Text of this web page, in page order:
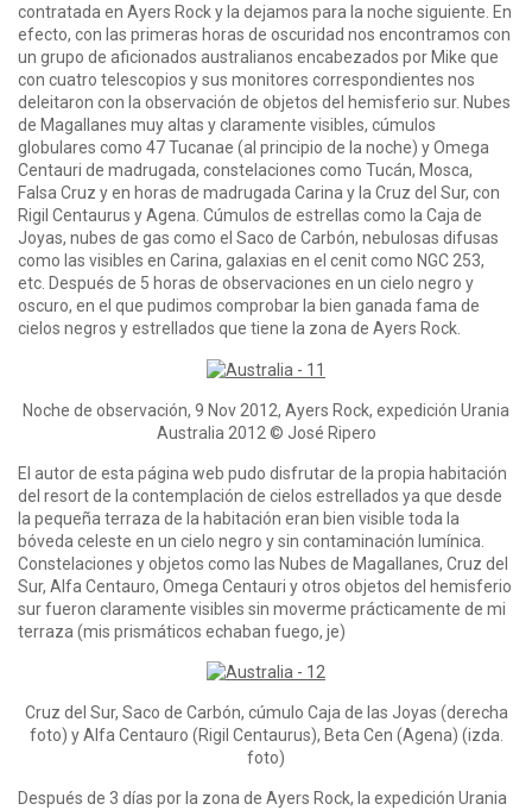
contratada en Ayers Rock y la dejamos para la noche siguiente. En
efecto, con las primeras horas de oscuridad nos encontramos con
un grupo de aficionados australianos encabezados por Mike que
con cuatro telescopios y sus monitores correspondientes nos
deleitaron con la observación de objetos del hemisferio sur. Nubes
de Magallanes muy altas y claramente visibles, cúmulos
globulares como 47 Tucanae (al principio de la noche) y Omega
Centauri de madrugada, constelaciones como Tucán, Mosca,
Falsa Cruz y en horas de madrugada Carina y la Cruz del Sur, con
Rigil Centaurus y Agena. Cúmulos de estrellas como la Caja de
Joyas, nubes de gas como el Saco de Carbón, nebulosas difusas
como las visibles en Carina, galaxias en el cenit como NGC 253,
etc. Después de 5 horas de observaciones en un cielo negro y
oscuro, en el que pudimos comprobar la bien ganada fama de
cielos negros y estrellados que tiene la zona de Ayers Rock.
Noche de observación, 9 Nov 2012, Ayers Rock, expedición Urania
Australia 2012 © José Ripero
El autor de esta página web pudo disfrutar de la propia habitación
del resort de la contemplación de cielos estrellados ya que desde
la pequeña terraza de la habitación eran bien visible toda la
bóveda celeste en un cielo negro y sin contaminación lumínica.
Constelaciones y objetos como las Nubes de Magallanes, Cruz del
Sur, Alfa Centauro, Omega Centauri y otros objetos del hemisferio
sur fueron claramente visibles sin moverme prácticamente de mi
terraza (mis prismáticos echaban fuego, je)
Cruz del Sur, Saco de Carbón, cúmulo Caja de las Joyas (derecha
foto) y Alfa Centauro (Rigil Centaurus), Beta Cen (Agena) (izda.
foto)
Después de 3 días por la zona de Ayers Rock, la expedición Urania